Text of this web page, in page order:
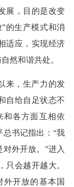
展，目的是改变
的生产模式和消
适应，实现经济
然和谐共处。
来，生产力的发
自给自足状态不
和各方面互相依
书记指出：“我
外开放。”进入
只会越开越大。
开放的基本国